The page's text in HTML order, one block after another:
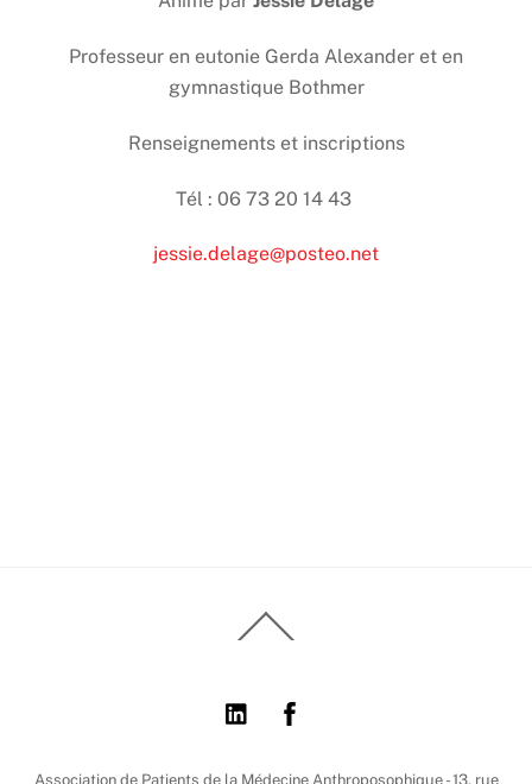
Professeur en eutonie Gerda Alexander et en
gymnastique Bothmer
Renseignements et inscriptions
Tél : 06 73 20 14 43
jessie.delage@posteo.net
To
Association de Patients de la Médecine Anthroposophique - 13, rue